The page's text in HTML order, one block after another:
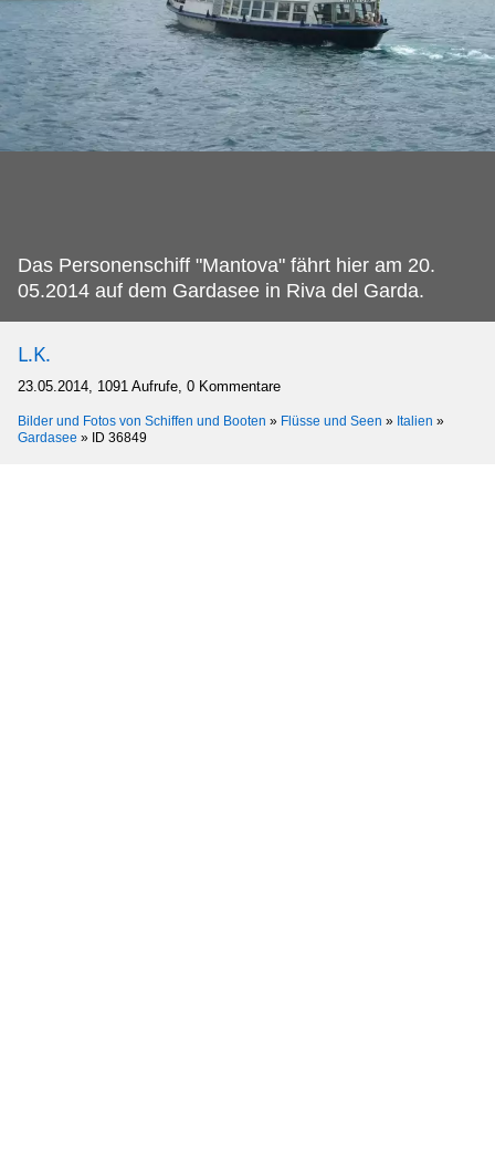
Das Personenschiff "Mantova" fährt hier am 20.
05.2014 auf dem Gardasee in Riva del Garda.
L.K.
23.05.2014, 1091 Aufrufe, 0 Kommentare
Bilder und Fotos von Schiffen und Booten » Flüsse und Seen » Italien »
Gardasee » ID 36849